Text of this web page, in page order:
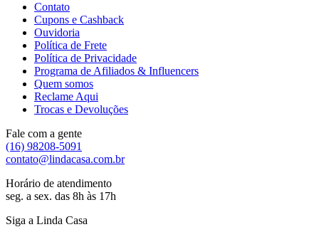
Contato
Cupons e Cashback
Ouvidoria
Política de Frete
Política de Privacidade
Programa de Afiliados & Influencers
Quem somos
Reclame Aqui
Trocas e Devoluções
Fale com a gente
(16) 98208-5091
contato@lindacasa.com.br
Horário de atendimento
seg. a sex. das 8h às 17h
Siga a Linda Casa